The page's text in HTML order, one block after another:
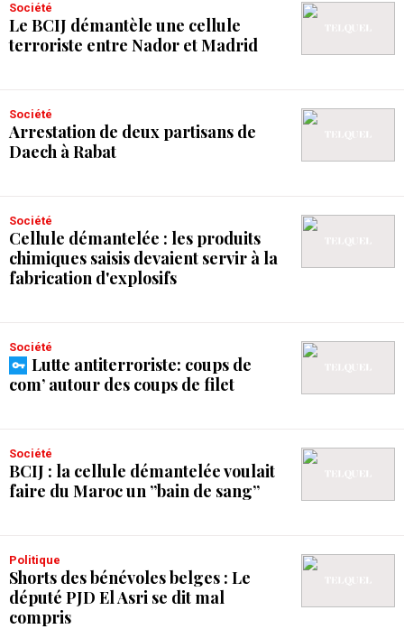
Société
Le BCIJ démantèle une cellule
terroriste entre Nador et Madrid
Société
Arrestation de deux partisans de
Daech à Rabat
Société
Cellule démantelée : les produits
chimiques saisis devaient servir à la
fabrication d'explosifs
Société
Lutte antiterroriste: coups de
com’ autour des coups de filet
Société
BCIJ : la cellule démantelée voulait
faire du Maroc un ”bain de sang”
Politique
Shorts des bénévoles belges : Le
député PJD El Asri se dit mal
compris